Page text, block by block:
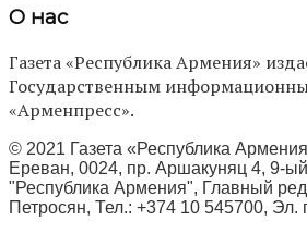
О нас
Газета «Республика Армения»
Государственным
«Арменпресс».
© 2021 Газета «Республика
Ереван, 0024, пр. Аршакуняц 4, 9-ый
"Республика Армения", Главный
Петросян, Тел.: +374 10 545700, Эл.